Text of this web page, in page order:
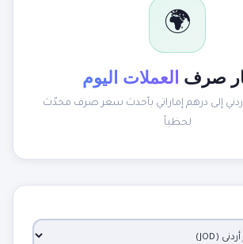
🌍
صرف العملات اليوم
إلى درهم إماراتي بأحدث سعر صرف محدّث
لحظياً